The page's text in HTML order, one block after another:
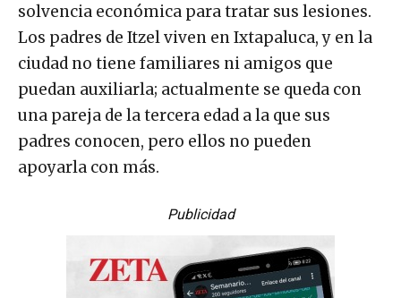
solvencia económica para tratar sus lesiones.
Los padres de Itzel viven en Ixtapaluca, y en la
ciudad no tiene familiares ni amigos que
puedan auxiliarla; actualmente se queda con
una pareja de la tercera edad a la que sus
padres conocen, pero ellos no pueden
apoyarla con más.
Publicidad